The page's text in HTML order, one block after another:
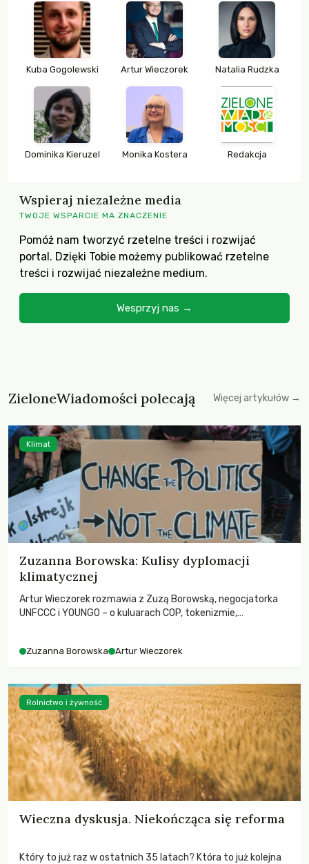
Kuba Gogolewski Artur Wieczorek Natalia Rudzka
Dominika Kieruzel Monika Kostera Redakcja
Wspieraj niezależne media
TWOJE WSPARCIE MA ZNACZENIE
Pomóż nam tworzyć rzetelne treści i rozwijać
portal. Dzięki Tobie możemy publikować rzetelne
treści i rozwijać niezależne medium.
Wesprzyj nas →
ZieloneWiadomości polecają Więcej artykułów →
Zuzanna Borowska: Kulisy dyplomacji
klimatycznej
Artur Wieczorek rozmawia z Zuzą Borowską, negocjatorka
UNFCCC i YOUNGO – o kuluarach COP, tokenizmie,
Zuzanna Borowska Artur Wieczorek
Klimat
Wieczna dyskusja. Niekończąca się reforma
Który to już raz w ostatnich 35 latach? Która to już kolejna
Rolnictwo i żywność